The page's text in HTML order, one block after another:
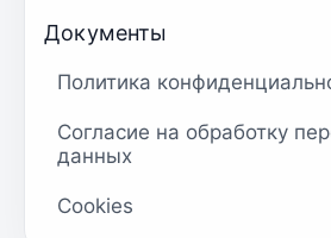
Документы
Политика
Согласие на обработку
данных
Cookies